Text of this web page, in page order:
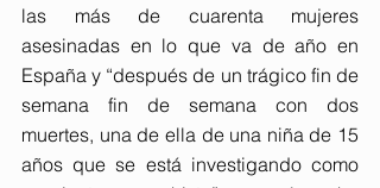
las más de cuarenta mujeres
asesinadas en lo que va de año en
España y “después de un trágico fin de
semana fin de semana con dos
muertes, una de ella de una niña de 15
años que se está investigando como